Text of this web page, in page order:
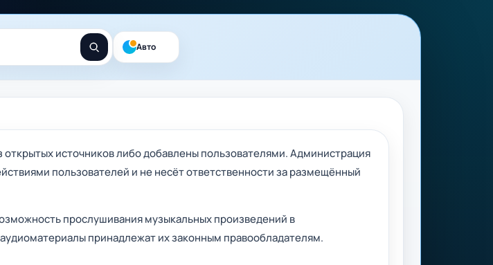
Авто
источников либо добавлены пользователями. Администрация
пользователей и не несёт ответственности за размещённый
прослушивания музыкальных произведений в
принадлежат их законным правообладателям.